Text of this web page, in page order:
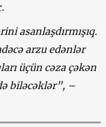
asanlaşdırmışıq.
arzu edənlər
üçün cəza çəkən
biləcəklər”, –